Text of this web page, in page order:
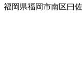
福岡県福岡市南区曰